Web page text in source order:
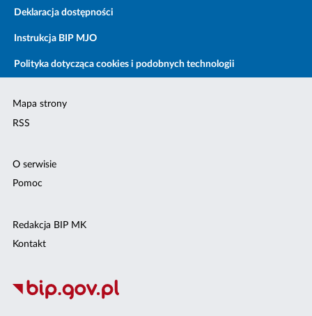
Deklaracja dostępności
Instrukcja BIP MJO
Polityka dotycząca cookies i podobnych technologii
Mapa strony
RSS
O serwisie
Pomoc
Redakcja BIP MK
Kontakt